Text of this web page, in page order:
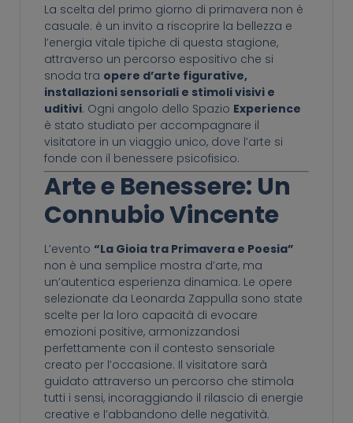
La scelta del primo giorno di primavera non è
casuale: è un invito a riscoprire la bellezza e
l’energia vitale tipiche di questa stagione,
attraverso un percorso espositivo che si
snoda tra opere d’arte figurative,
installazioni sensoriali e stimoli visivi e
uditivi. Ogni angolo dello Spazio Experience
è stato studiato per accompagnare il
visitatore in un viaggio unico, dove l’arte si
fonde con il benessere psicofisico.
Arte e Benessere: Un
Connubio Vincente
L’evento “La Gioia tra Primavera e Poesia”
non è una semplice mostra d’arte, ma
un’autentica esperienza dinamica. Le opere
selezionate da Leonarda Zappulla sono state
scelte per la loro capacità di evocare
emozioni positive, armonizzandosi
perfettamente con il contesto sensoriale
creato per l’occasione. Il visitatore sarà
guidato attraverso un percorso che stimola
tutti i sensi, incoraggiando il rilascio di energie
creative e l’abbandono delle negatività.